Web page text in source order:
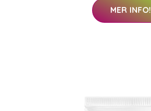
MER INFO!